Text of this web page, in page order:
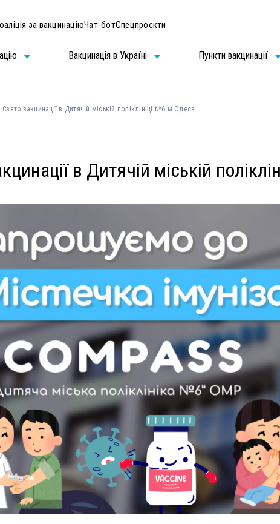
за вакцинаціюЧат-ботСпецпроєкти
Вакцинація в Україні Пункти вакцинації
Свято вакцинації в Дитячій міській поліклініці №6 м.Одеса
в Дитячій міській